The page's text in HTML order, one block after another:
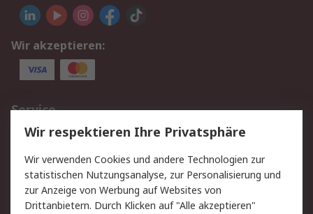
Wir akzeptieren:
Service
Value Added Services
Lieferlösungen
Rücksendungen
Kontakt
Hilfe
Rechtliches
Wir respektieren Ihre Privatsphäre
Wir verwenden Cookies und andere Technologien zur
statistischen Nutzungsanalyse, zur Personalisierung und
zur Anzeige von Werbung auf Websites von
Drittanbietern. Durch Klicken auf "Alle akzeptieren"